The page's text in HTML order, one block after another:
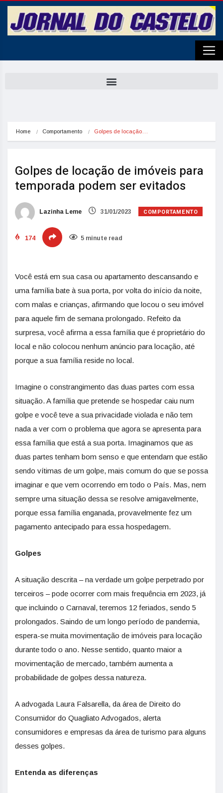
Home Comportamento Golpes de locação…
Golpes de locação de imóveis para
temporada podem ser evitados
Lazinha Leme 31/01/2023 COMPORTAMENTO
174 5 minute read
Você está em sua casa ou apartamento descansando e
uma família bate à sua porta, por volta do início da noite,
com malas e crianças, afirmando que locou o seu imóvel
para aquele fim de semana prolongado. Refeito da
surpresa, você afirma a essa família que é proprietário do
local e não colocou nenhum anúncio para locação, até
porque a sua família reside no local.
Imagine o constrangimento das duas partes com essa
situação. A família que pretende se hospedar caiu num
golpe e você teve a sua privacidade violada e não tem
nada a ver com o problema que agora se apresenta para
essa família que está a sua porta. Imaginamos que as
duas partes tenham bom senso e que entendam que estão
sendo vítimas de um golpe, mais comum do que se possa
imaginar e que vem ocorrendo em todo o País. Mas, nem
sempre uma situação dessa se resolve amigavelmente,
porque essa família enganada, provavelmente fez um
pagamento antecipado para essa hospedagem.
Golpes
A situação descrita – na verdade um golpe perpetrado por
terceiros – pode ocorrer com mais frequência em 2023, já
que incluindo o Carnaval, teremos 12 feriados, sendo 5
prolongados. Saindo de um longo período de pandemia,
espera-se muita movimentação de imóveis para locação
durante todo o ano. Nesse sentido, quanto maior a
movimentação de mercado, também aumenta a
probabilidade de golpes dessa natureza.
A advogada Laura Falsarella, da área de Direito do
Consumidor do Quagliato Advogados, alerta
consumidores e empresas da área de turismo para alguns
desses golpes.
Entenda as diferenças